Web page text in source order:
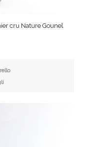
cru Nature Gounel